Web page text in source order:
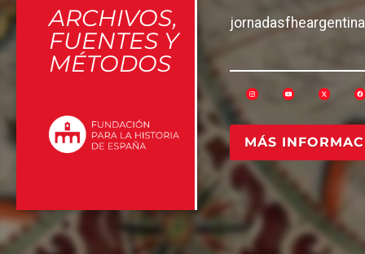
ARCHIVOS,
FUENTES Y
MÉTODOS
MÁS